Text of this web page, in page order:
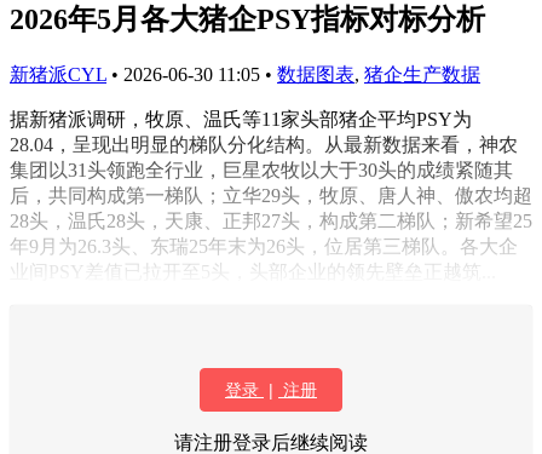
2026年5月各大猪企PSY指标对标分析
新猪派CYL • 2026-06-30 11:05 • 数据图表, 猪企生产数据
据新猪派调研，牧原、温氏等11家头部猪企平均PSY为
28.04，呈现出明显的梯队分化结构。从最新数据来看，神农
集团以31头领跑全行业，巨星农牧以大于30头的成绩紧随其
后，共同构成第一梯队；立华29头，牧原、唐人神、傲农均超
28头，温氏28头，天康、正邦27头，构成第二梯队；新希望25
年9月为26.3头、东瑞25年末为26头，位居第三梯队。各大企
业间PSY差值已拉开至5头，头部企业的领先壁垒正越筑...
登录 | 注册
请注册登录后继续阅读